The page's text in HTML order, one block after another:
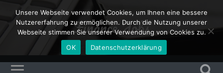
Finance Jobs
Unsere Webseite verwendet Cookies, um Ihnen eine bessere
Nutzererfahrung zu ermöglichen. Durch die Nutzung unserer
Webseite stimmen Sie unserer Verwendung von Cookies zu.
OK
Datenschutzerklärung